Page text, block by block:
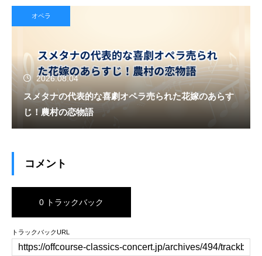
オペラ
2026.08.04
スメタナの代表的な喜劇オペラ売られた花嫁のあらす
じ！農村の恋物語
コメント
0 トラックバック
トラックバックURL